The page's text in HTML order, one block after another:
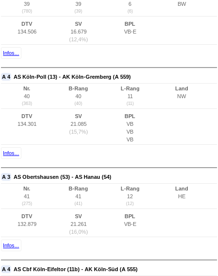
39
(780)
39
(39)
6
(6)
BW
DTV
134.506
SV
16.679
(12,4%)
BPL
VB-E
Infos...
A 4 AS Köln-Poll (13) - AK Köln-Gremberg (A 559)
Nr.
40
(363)
B-Rang
40
(40)
L-Rang
11
(11)
Land
NW
DTV
134.301
SV
21.085
(15,7%)
BPL
VB
VB
VB
Infos...
A 3 AS Obertshausen (53) - AS Hanau (54)
Nr.
41
(275)
B-Rang
41
(41)
L-Rang
12
(12)
Land
HE
DTV
132.879
SV
21.261
(16,0%)
BPL
VB-E
Infos...
A 4 AS Cbf Köln-Eifeltor (11b) - AK Köln-Süd (A 555)